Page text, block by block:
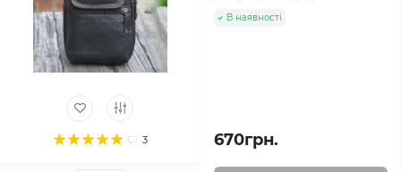
3
В наявності
670грн.